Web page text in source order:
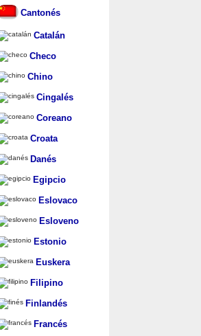
Cantonés
Catalán
Checo
Chino
Cingalés
Coreano
Croata
Danés
Egipcio
Eslovaco
Esloveno
Estonio
Euskera
Filipino
Finlandés
Francés